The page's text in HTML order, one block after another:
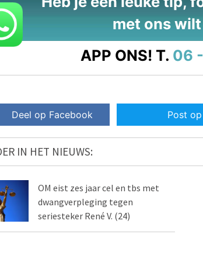
met ons
APP ONS! T. 06
Deel op Facebook Post
IN HET NIEUWS:
OM eist zes jaar cel en tbs met
dwangverpleging tegen
seriesteker René V. (24)